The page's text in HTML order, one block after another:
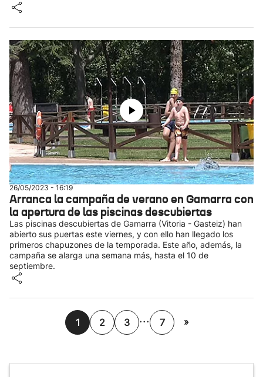
26/05/2023 - 16:19
Arranca la campaña de verano en Gamarra con
la apertura de las piscinas descubiertas
Las piscinas descubiertas de Gamarra (Vitoria - Gasteiz) han
abierto sus puertas este viernes, y con ello han llegado los
primeros chapuzones de la temporada. Este año, además, la
campaña se alarga una semana más, hasta el 10 de
septiembre.
1 2 3 ... 7 »